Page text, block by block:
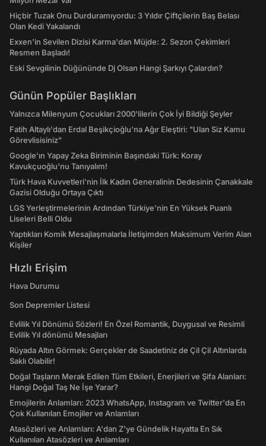
Hiçbir Tuzak Onu Durduramıyordu: 3 Yıldır Çiftçilerin Baş Belası
Olan Kedi Yakalandı
Exxen'in Sevilen Dizisi Karma'dan Müjde: 2. Sezon Çekimleri
Resmen Başladı!
Eski Sevgilinin Düğününde Dj Olsan Hangi Şarkıyı Çalardın?
Günün Popüler Başlıkları
Yalnızca Milenyum Çocukları 2000'lilerin Çok İyi Bildiği Şeyler
Fatih Altaylı'dan Erdal Beşikçioğlu'na Ağır Eleştiri: "Ulan Siz Kamu
Görevlisisiniz"
Google'ın Yapay Zeka Biriminin Başındaki Türk: Koray
Kavukçuoğlu'nu Tanıyalım!
Türk Hava Kuvvetleri'nin İlk Kadın Generalinin Dedesinin Çanakkale
Gazisi Olduğu Ortaya Çıktı
LGS Yerleştirmelerinin Ardından Türkiye'nin En Yüksek Puanlı
Liseleri Belli Oldu
Yaptıkları Komik Mesajlaşmalarla İletişimden Maksimum Verim Alan
Kişiler
Hızlı Erişim
Hava Durumu
Son Depremler Listesi
Evlilik Yıl Dönümü Sözleri! En Özel Romantik, Duygusal ve Resimli
Evlilik Yıl dönümü Mesajları
Rüyada Altın Görmek: Gerçekler de Saadetiniz de Çil Çil Altınlarda
Saklı Olabilir!
Doğal Taşların Merak Edilen Tüm Etkileri, Enerjileri ve Şifa Alanları:
Hangi Doğal Taş Ne İşe Yarar?
Emojilerin Anlamları: 2023 WhatsApp, Instagram ve Twitter'da En
Çok Kullanılan Emojiler ve Anlamları
Atasözleri ve Anlamları: A'dan Z'ye Gündelik Hayatta En Sık
Kullanılan Atasözleri ve Anlamları